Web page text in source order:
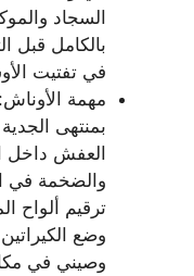
السجاد
بالكامل قبل
في تفتيت
مهمة
بمنتهى
العفش داخل
والضخمة في
ترقيم ألواح
وضع
وصيني في